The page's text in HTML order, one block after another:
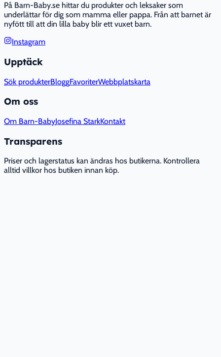
På Barn-Baby.se hittar du produkter och leksaker som
underlättar för dig som mamma eller pappa. Från att barnet är
nyfött till att din lilla baby blir ett vuxet barn.
Instagram
Upptäck
Sök produkterBloggFavoriterWebbplatskarta
Om oss
Om Barn-BabyJosefina StarkKontakt
Transparens
Priser och lagerstatus kan ändras hos butikerna. Kontrollera
alltid villkor hos butiken innan köp.